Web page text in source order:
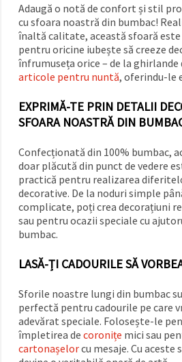
Adaugă o notă de confort și stil
cu sfoara noastră din bumbac!
înaltă calitate, această sfoară este
pentru oricine iubește să creeze
înfrumuseța orice – de la ghirlande
articole pentru nuntă, oferindu-le
EXPRIMĂ-TE PRIN DETALII
SFOARA NOASTRĂ DIN
Confecționată din 100% bumbac,
doar plăcută din punct de vedere
practică pentru realizarea
decorative. De la noduri simple
complicate, poți crea decorațiuni
sau pentru ocazii speciale cu
bumbac.
LASĂ-ȚI CADOURILE SĂ
Sforile noastre lungi din bumbac
perfectă pentru cadourile pe care
adevărat speciale. Folosește-le
împletirea de coronițe mici sau
cartonașelorcu mesaje. Cu aceste